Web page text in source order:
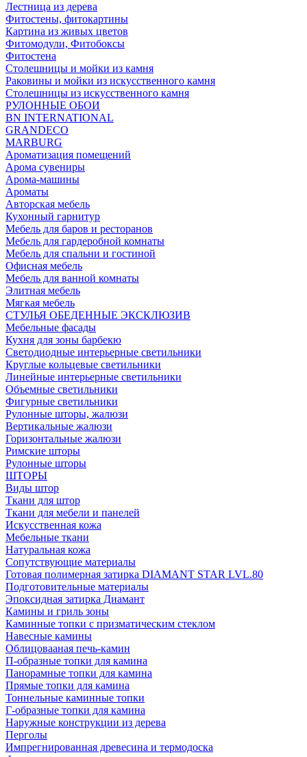
Лестница из дерева
Фитостены, фитокартины
Картина из живых цветов
Фитомодули, Фитобоксы
Фитостена
Столешницы и мойки из камня
Раковины и мойки из искусственного камня
Столешницы из искусственного камня
РУЛОННЫЕ ОБОИ
BN INTERNATIONAL
GRANDECO
MARBURG
Ароматизация помещений
Арома сувениры
Арома-машины
Ароматы
Авторская мебель
Кухонный гарнитур
Мебель для баров и ресторанов
Мебель для гардеробной комнаты
Мебель для спальни и гостиной
Офисная мебель
Мебель для ванной комнаты
Элитная мебель
Мягкая мебель
СТУЛЬЯ ОБЕДЕННЫЕ ЭКСКЛЮЗИВ
Мебельные фасады
Кухня для зоны барбекю
Светодиодные интерьерные светильники
Круглые кольцевые светильники
Линейные интерьерные светильники
Объемные светильники
Фигурные светильники
Рулонные шторы, жалюзи
Вертикальные жалюзи
Горизонтальные жалюзи
Римские шторы
Рулонные шторы
ШТОРЫ
Виды штор
Ткани для штор
Ткани для мебели и панелей
Искусственная кожа
Мебельные ткани
Натуральная кожа
Сопутствующие материалы
Готовая полимерная затирка DIAMANT STAR LVL.80
Подготовительные материалы
Эпоксидная затирка Диамант
Камины и гриль зоны
Каминные топки с призматическим стеклом
Навесные камины
Облицовааная печь-камин
П-образные топки для камина
Панорамные топки для камина
Прямые топки для камина
Тоннельные каминные топки
Г-образные топки для камина
Наружные конструкции из дерева
Перголы
Импрегнированная древесина и термодоска